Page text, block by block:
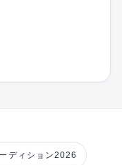
ディション2026